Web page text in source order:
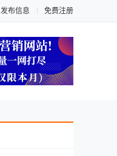
发布信息 免费注册